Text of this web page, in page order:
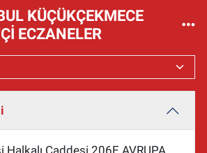
KÜÇÜKÇEKMECE
ECZANELER
Halkalı Caddesi 206E AVRUPA